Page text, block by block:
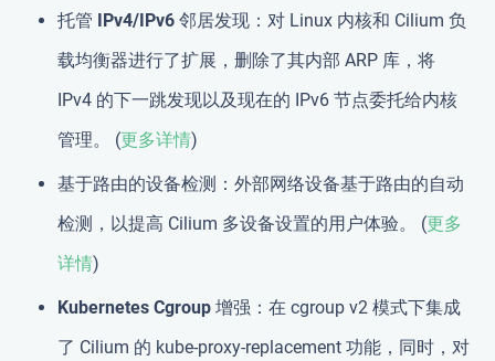
托管 IPv4/IPv6 邻居发现 ：对 Linux 内核和 Cilium 负
载均衡器进行了扩展，删除了其内部 ARP 库，将
IPv4 的下一跳发现以及现在的 IPv6 节点委托给内核
管理。 (更多详情)
基于路由的设备检测 ：外部网络设备基于路由的自动
检测，以提高 Cilium 多设备设置的用户体验。 (更多
详情)
Kubernetes Cgroup 增强 ：在 cgroup v2 模式下集成
了 Cilium 的 kube-proxy-replacement 功能，同时，对